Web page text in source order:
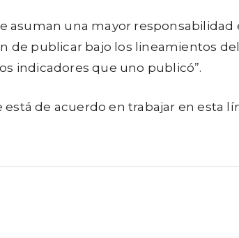
una mayor
de publicar bajo los lineamientos
indicadores que uno publicó”.
de acuerdo en trabajar en esta